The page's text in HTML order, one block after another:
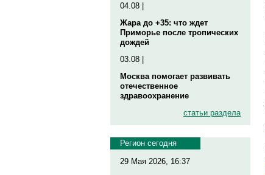
04.08 |
Жара до +35: что ждет
Приморье после тропических
дождей
03.08 |
Москва помогает развивать
отечественное
здравоохранение
статьи раздела
Регион сегодня
29 Мая 2026, 16:37